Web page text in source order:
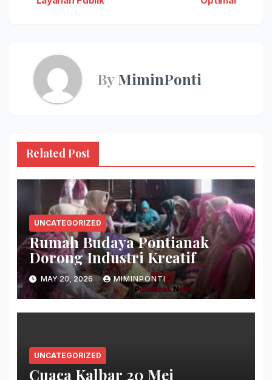
ByMiminPonti
Related Post
UNCATEGORIZED
Rumah Budaya Pontianak
Dorong Industri Kreatif
MAY 20, 2026 MIMINPONTI
UNCATEGORIZED
Cuaca Kalbar 20 Mei